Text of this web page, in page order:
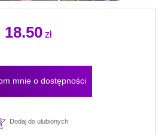
18.50 zł
mnie o dostępności
Dodaj do ulubionych